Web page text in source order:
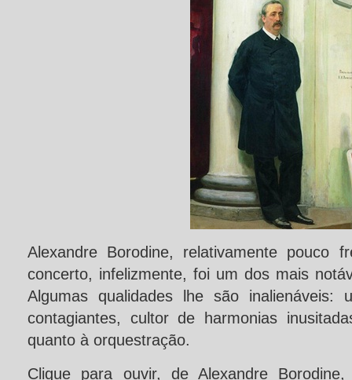
Alexandre Borodine, relativamente pouco
concerto, infelizmente, foi um dos mais
Algumas qualidades lhe são inalienáveis:
contagiantes, cultor de harmonias
quanto à orquestração.
Clique para ouvir, de Alexandre